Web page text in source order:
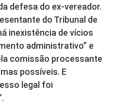
defesa do ex-vereador.
do Tribunal de
inexistência de vícios
administrativo” e
comissão processante
possíveis. E
legal foi